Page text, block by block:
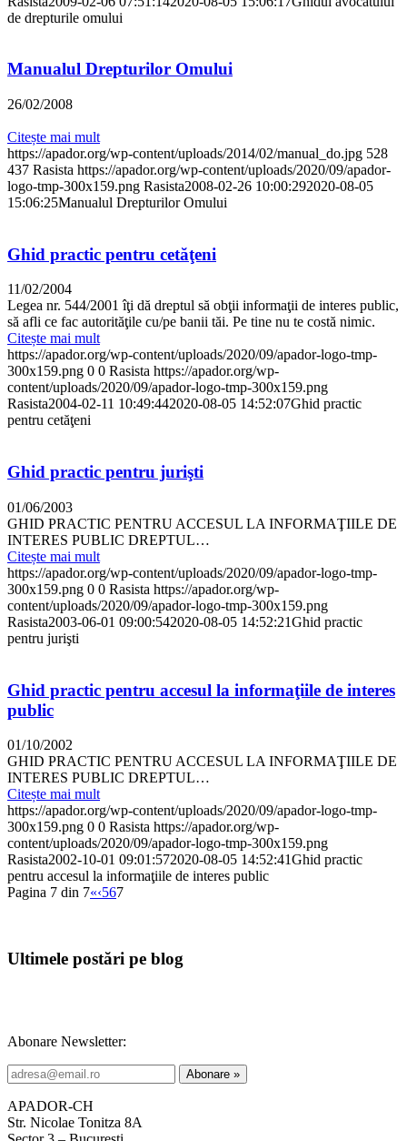
de drepturile omului
Manualul Drepturilor Omului
26/02/2008
Citește mai mult
https://apador.org/wp-content/uploads/2014/02/manual_do.jpg 528
437 Rasista https://apador.org/wp-content/uploads/2020/09/apador-
logo-tmp-300x159.png Rasista2008-02-26 10:00:292020-08-05
15:06:25Manualul Drepturilor Omului
Ghid practic pentru cetăţeni
11/02/2004
Legea nr. 544/2001 îţi dă dreptul să obţii informaţii de interes public,
să afli ce fac autorităţile cu/pe banii tăi. Pe tine nu te costă nimic.
Citește mai mult
https://apador.org/wp-content/uploads/2020/09/apador-logo-tmp-
300x159.png 0 0 Rasista https://apador.org/wp-
content/uploads/2020/09/apador-logo-tmp-300x159.png
Rasista2004-02-11 10:49:442020-08-05 14:52:07Ghid practic
pentru cetăţeni
Ghid practic pentru jurişti
01/06/2003
GHID PRACTIC PENTRU ACCESUL LA INFORMAŢIILE DE
INTERES PUBLIC DREPTUL…
Citește mai mult
https://apador.org/wp-content/uploads/2020/09/apador-logo-tmp-
300x159.png 0 0 Rasista https://apador.org/wp-
content/uploads/2020/09/apador-logo-tmp-300x159.png
Rasista2003-06-01 09:00:542020-08-05 14:52:21Ghid practic
pentru jurişti
Ghid practic pentru accesul la informaţiile de interes
public
01/10/2002
GHID PRACTIC PENTRU ACCESUL LA INFORMAŢIILE DE
INTERES PUBLIC DREPTUL…
Citește mai mult
https://apador.org/wp-content/uploads/2020/09/apador-logo-tmp-
300x159.png 0 0 Rasista https://apador.org/wp-
content/uploads/2020/09/apador-logo-tmp-300x159.png
Rasista2002-10-01 09:01:572020-08-05 14:52:41Ghid practic
pentru accesul la informaţiile de interes public
Pagina 7 din 7«‹567
Ultimele postări pe blog
Abonare Newsletter:
APADOR-CH
Str. Nicolae Tonitza 8A